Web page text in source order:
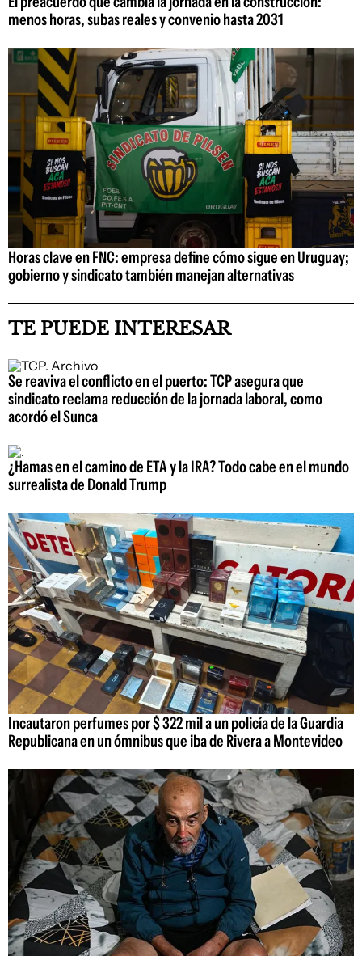
menos horas, subas reales y convenio hasta 2031
Horas clave en FNC: empresa define cómo sigue en Uruguay;
gobierno y sindicato también manejan alternativas
TE PUEDE INTERESAR
Se reaviva el conflicto en el puerto: TCP asegura que
sindicato reclama reducción de la jornada laboral, como
acordó el Sunca
¿Hamas en el camino de ETA y la IRA? Todo cabe en el mundo
surrealista de Donald Trump
Incautaron perfumes por $ 322 mil a un policía de la Guardia
Republicana en un ómnibus que iba de Rivera a Montevideo